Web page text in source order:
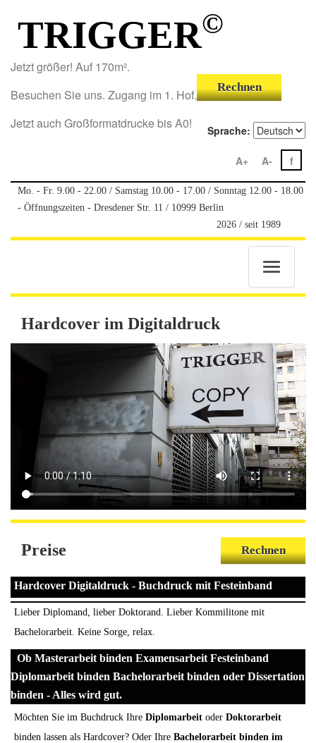
TRIGGER©
Jetzt größer! Auf 170m².
Besuchen Sie uns. Zugang im 1. Hof.
Jetzt auch Großformatdrucke bis A0!
Rechnen
Sprache:
A+ A- f
Mo. - Fr. 9.00 - 22.00 / Samstag 10.00 - 17.00 / Sonntag 12.00 - 18.00
- Öffnungszeiten - Dresdener Str. 11 / 10999 Berlin
2026 / seit 1989
Toggle
navigation
Hardcover im Digitaldruck
Preise Rechnen
Hardcover Digitaldruck - Buchdruck mit Festeinband
Lieber Diplomand, lieber Doktorand. Lieber Kommilitone mit
Bachelorarbeit. Keine Sorge, relax.
Ob Masterarbeit binden Examensarbeit Festeinband
Diplomarbeit binden Bachelorarbeit binden oder Dissertation
binden - Alles wird gut.
Möchten Sie im Buchdruck Ihre Diplomarbeit oder Doktorarbeit
binden lassen als Hardcover? Oder Ihre Bachelorarbeit binden im